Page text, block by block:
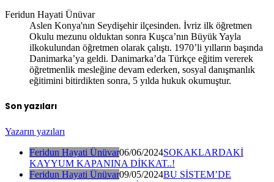
Feridun Hayati Ünüvar
Aslen Konya'nın Seydişehir ilçesinden. İvriz ilk öğretmen
Okulu mezunu olduktan sonra Kuşca’nın Büyük Yayla
ilkokulundan öğretmen olarak çalıştı. 1970’li yılların başında
Danimarka’ya geldi. Danimarka’da Türkçe eğitim vererek
öğretmenlik mesleğine devam ederken, sosyal danışmanlık
eğitimini bitirdikten sonra, 5 yılda hukuk okumuştur.
Son yazıları
Yazarın yazıları
Feridun Hayati Ünüvar06/06/2024SOKAKLARDAKİ
KAYYUM KAPANINA DİKKAT..!
Feridun Hayati Ünüvar09/05/2024BU SİSTEM’DE